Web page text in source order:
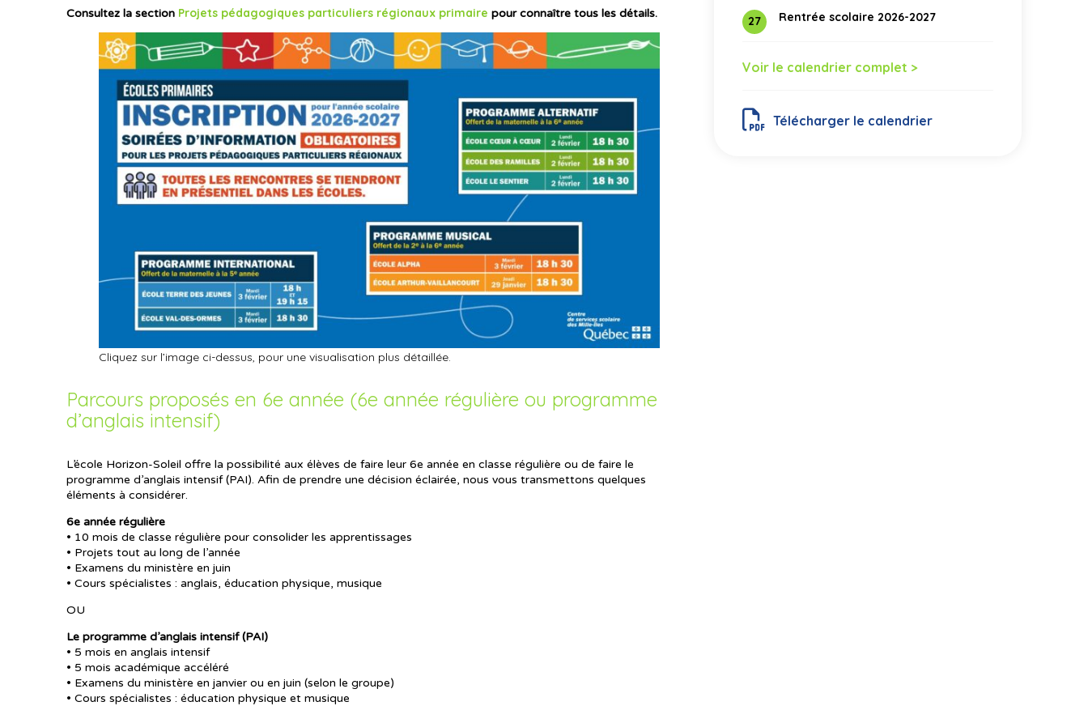
Consultez la section Projets pédagogiques particuliers régionaux primaire pour connaître tous les détails.
Cliquez sur l’image ci-dessus, pour une visualisation plus détaillée.
Parcours proposés en 6e année (6e année régulière ou programme
d’anglais intensif)
L’école Horizon-Soleil offre la possibilité aux élèves de faire leur 6e année en classe régulière ou de faire le
programme d’anglais intensif (PAI). Afin de prendre une décision éclairée, nous vous transmettons quelques
éléments à considérer.
6e année régulière
• 10 mois de classe régulière pour consolider les apprentissages
• Projets tout au long de l’année
• Examens du ministère en juin
• Cours spécialistes : anglais, éducation physique, musique
OU
Le programme d’anglais intensif (PAI)
• 5 mois en anglais intensif
• 5 mois académique accéléré
• Examens du ministère en janvier ou en juin (selon le groupe)
• Cours spécialistes : éducation physique et musique
27 Rentrée scolaire 2026-2027
Voir le calendrier complet >
Télécharger le calendrier